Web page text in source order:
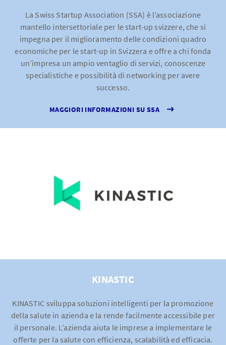
La Swiss Startup Association (SSA) è l’associazione
mantello intersettoriale per le start-up svizzere, che si
impegna per il miglioramento delle condizioni quadro
economiche per le start-up in Svizzera e offre a chi fonda
un’impresa un ampio ventaglio di servizi, conoscenze
specialistiche e possibilità di networking per avere
successo.
MAGGIORI INFORMAZIONI SU SSA
KINASTIC
KINASTIC sviluppa soluzioni intelligenti per la promozione
della salute in azienda e la rende facilmente accessibile per
il personale. L’azienda aiuta le imprese a implementare le
offerte per la salute con efficienza, scalabilità ed efficacia.